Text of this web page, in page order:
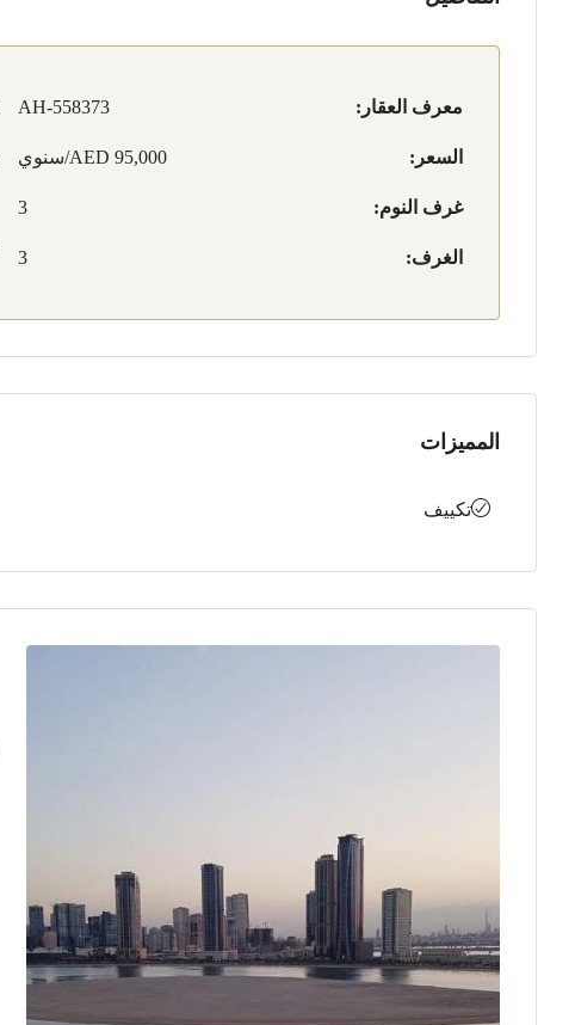
معرف العقار: AH-558373
السعر: AED 95,000/سنوي
غرف النوم: 3
الغرف: 3
المميزات
تكييف